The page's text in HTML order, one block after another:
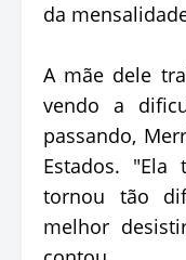
da
A mãe dele
vendo a
passando,
Estados.
tornou tão
melhor